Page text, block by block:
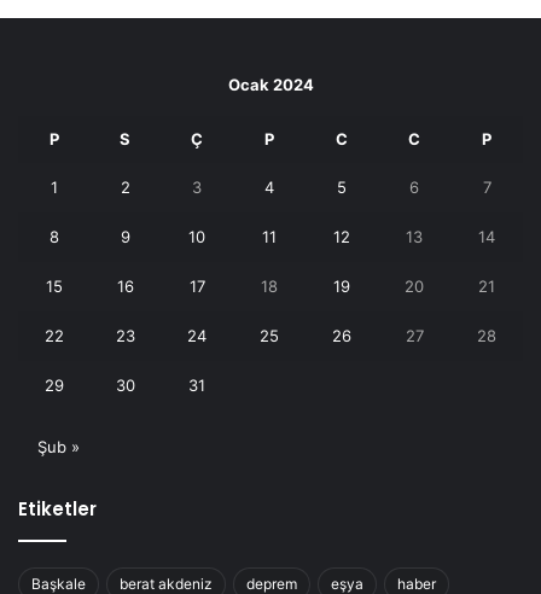
Ocak 2024
P S Ç P C C P
1 2 3 4 5 6 7
8 9 10 11 12 13 14
15 16 17 18 19 20 21
22 23 24 25 26 27 28
29 30 31
Şub »
Etiketler
Başkale berat akdeniz deprem eşya haber